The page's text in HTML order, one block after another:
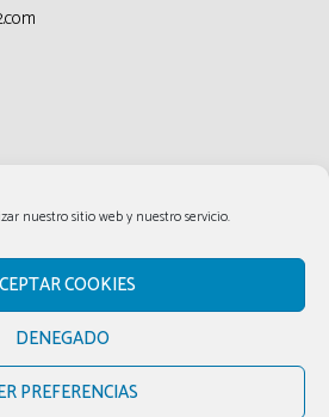
nuestro sitio web y nuestro servicio.
COOKIES
DENEGADO
PREFERENCIAS